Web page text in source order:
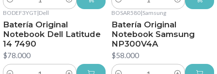
Cantidad Cantidad
BODEF3YGT|Dell
Batería Original
Notebook Dell Latitude
14 7490
$78.000
BOSAR580|Samsung
Batería Original
Notebook Samsung
NP300V4A
$58.000